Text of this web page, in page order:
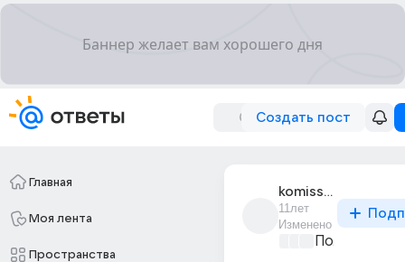
Создать пост
Главная
Моя лента
Пространства
komissar_nkvd_2
11лет
Изменено